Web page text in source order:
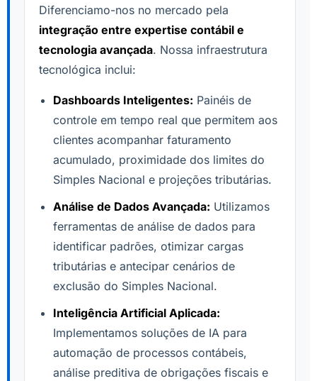
Diferenciamo-nos no mercado pela
integração entre expertise contábil e
tecnologia avançada. Nossa infraestrutura
tecnológica inclui:
Dashboards Inteligentes: Painéis de
controle em tempo real que permitem aos
clientes acompanhar faturamento
acumulado, proximidade dos limites do
Simples Nacional e projeções tributárias.
Análise de Dados Avançada: Utilizamos
ferramentas de análise de dados para
identificar padrões, otimizar cargas
tributárias e antecipar cenários de
exclusão do Simples Nacional.
Inteligência Artificial Aplicada:
Implementamos soluções de IA para
automação de processos contábeis,
análise preditiva de obrigações fiscais e